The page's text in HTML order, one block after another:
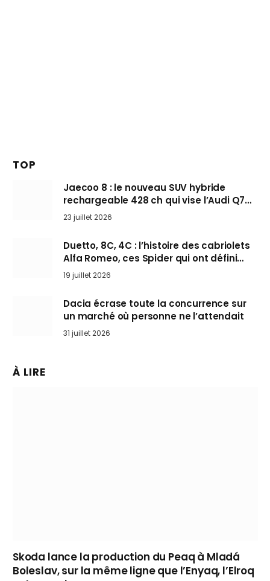
TOP
Jaecoo 8 : le nouveau SUV hybride
rechargeable 428 ch qui vise l’Audi Q7
arrive en Europe cet automne
23 juillet 2026
Duetto, 8C, 4C : l’histoire des cabriolets
Alfa Romeo, ces Spider qui ont défini
l’art de rouler cheveux au vent
19 juillet 2026
Dacia écrase toute la concurrence sur
un marché où personne ne l’attendait
31 juillet 2026
À LIRE
Skoda lance la production du Peaq à Mladá
Boleslav, sur la même ligne que l’Enyaq, l’Elroq